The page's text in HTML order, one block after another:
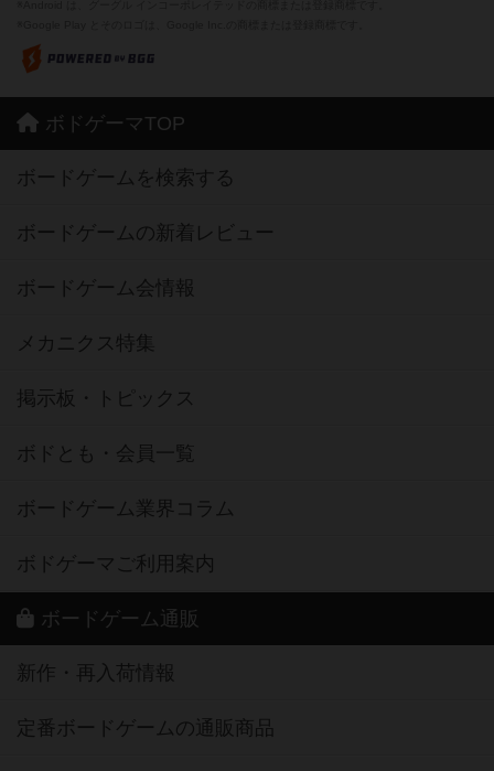
ボドゲーマTOP
ボードゲームを検索する
ボードゲームの新着レビュー
ボードゲーム会情報
メカニクス特集
掲示板・トピックス
ボドとも・会員一覧
ボードゲーム業界コラム
ボドゲーマご利用案内
ボードゲーム通販
新作・再入荷情報
定番ボードゲームの通販商品